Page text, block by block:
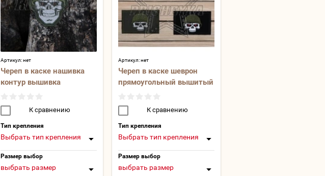
Артикул:нет
Череп в каске нашивка
контур вышивка
К сравнению
Тип крепления
Выбрать тип крепления
Размер выбор
выбрать размер
Артикул:нет
Череп в каске шеврон
прямоугольный вышитый
К сравнению
Тип крепления
Выбрать тип крепления
Размер выбор
выбрать размер